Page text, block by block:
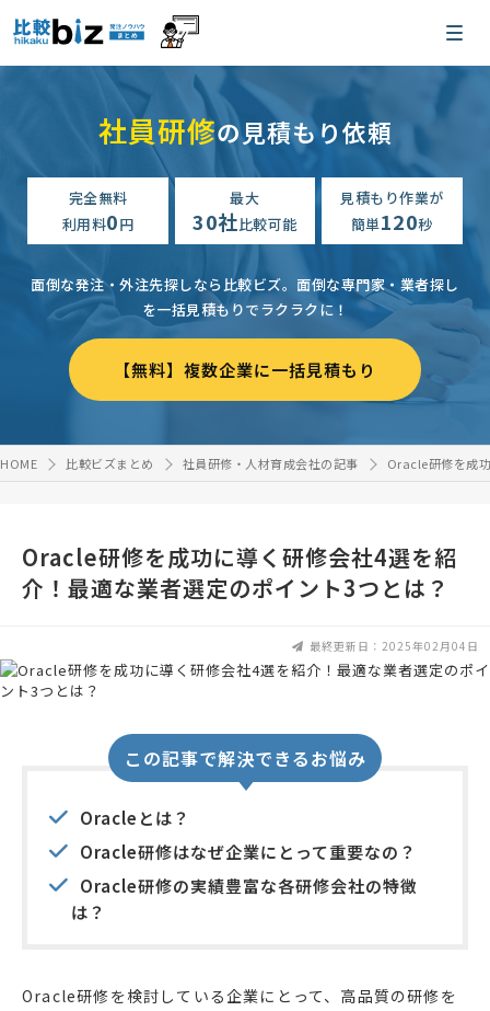
社員研修の見積もり依頼
完全無料
利用料0円
最大
30社比較可能
見積もり作業が
簡単120秒
面倒な発注・外注先探しなら比較ビズ。 面倒な専門家・業者探し
を一括見積もりでラクラクに！
【無料】複数企業に一括見積もり
HOME 比較ビズまとめ 社員研修・人材育成会社の記事 Oracle研修を成
Oracle研修を成功に導く研修会社4選を紹
介！最適な業者選定のポイント3つとは？
最終更新日：2025年02月04日
この記事で解決できるお悩み
Oracleとは？
Oracle研修はなぜ企業にとって重要なの？
Oracle研修の実績豊富な各研修会社の特徴
は？
Oracle研修を検討している企業にとって、高品質の研修を